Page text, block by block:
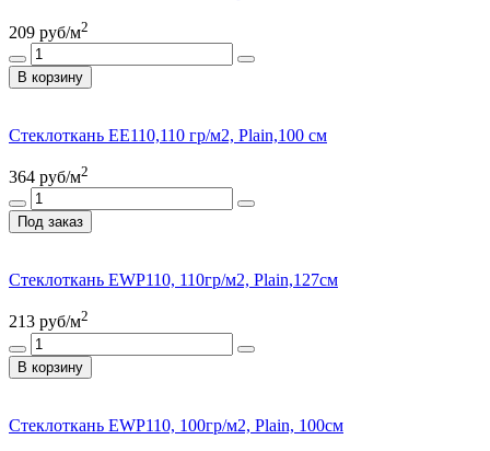
209 руб/м2
В корзину
Стеклоткань EE110,110 гр/м2, Plain,100 см
364 руб/м2
Под заказ
Стеклоткань EWP110, 110гр/м2, Plain,127см
213 руб/м2
В корзину
Стеклоткань EWP110, 100гр/м2, Plain, 100см